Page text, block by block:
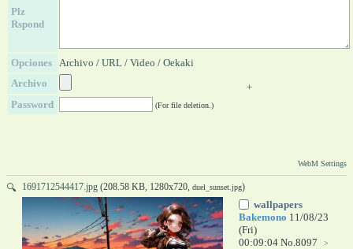
Plz
Rspond
Opciones Archivo / URL / Video / Oekaki
Archivo
+
Password
(For file deletion.)
WebM Settings
🔍 1691712544417.jpg (208.58 KB, 1280x720, duel_sunset.jpg)
wallpapers
Bakemono 11/08/23
(Fri)
00:09:04 No. 8097
>